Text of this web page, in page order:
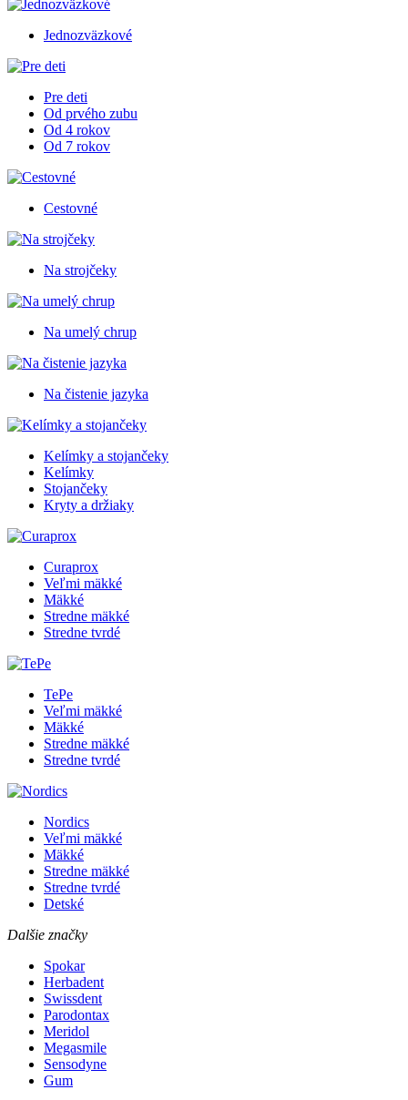
Jednozväzkové
Pre deti
Od prvého zubu
Od 4 rokov
Od 7 rokov
Cestovné
Na strojčeky
Na umelý chrup
Na čistenie jazyka
Kelímky a stojančeky
Kelímky
Stojančeky
Kryty a držiaky
Curaprox
Veľmi mäkké
Mäkké
Stredne mäkké
Stredne tvrdé
TePe
Veľmi mäkké
Mäkké
Stredne mäkké
Stredne tvrdé
Nordics
Veľmi mäkké
Mäkké
Stredne mäkké
Stredne tvrdé
Detské
Dalšie značky
Spokar
Herbadent
Swissdent
Parodontax
Meridol
Megasmile
Sensodyne
Gum